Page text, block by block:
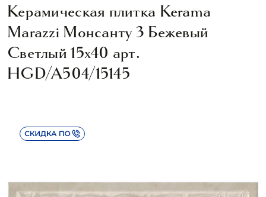
Керамическая плитка Kerama
Marazzi Монсанту 3 Бежевый
Светлый 15x40 арт.
HGD/A504/15145